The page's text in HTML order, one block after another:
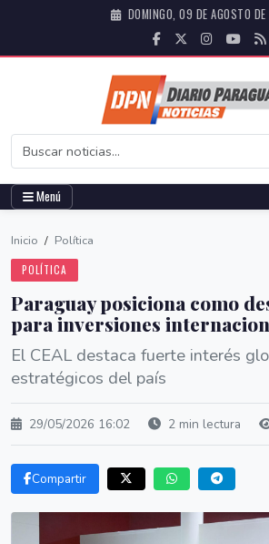
DOMINGO, 09 DE AGOSTO
Menú
Inicio / Política
POLÍTICA
Paraguay posiciona como
para inversiones
El CEAL destaca fuerte interés
estratégicos del país
29/05/2026 16:02 2 min lectura
Compartir